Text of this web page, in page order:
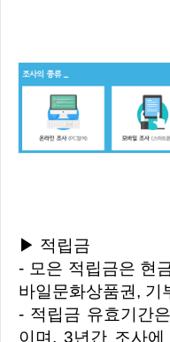
▶ 적립금
- 모은 적립금은 현
바일문화상품권, 기
- 적립금 유효기간
이며, 3년간 조사